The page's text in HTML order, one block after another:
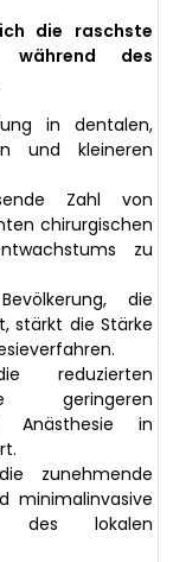
die raschste
während des
in dentalen,
und kleineren
Zahl von
chirurgischen
zu
die
stärkt die Stärke
reduzierten
geringeren
Anästhesie in
zunehmende
minimalinvasive
des lokalen